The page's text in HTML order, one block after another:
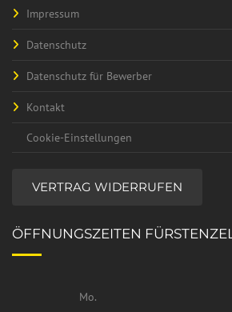
Impressum
Datenschutz
Datenschutz für Bewerber
Kontakt
Cookie-Einstellungen
VERTRAG WIDERRUFEN
ÖFFNUNGSZEITEN
Mo.